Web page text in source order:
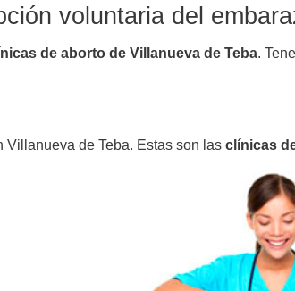
voluntaria del
de aborto de Villanueva de Teba.
Villanueva de Teba. Estas son las clínicas